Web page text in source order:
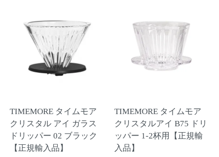
TIMEMORE タイムモア
クリスタル アイ ガラス
ドリッパー 02 ブラック
【正規輸入品】
TIMEMORE タイムモア
クリスタルアイ B75 ドリ
ッパー 1-2杯用【正規輸
入品】